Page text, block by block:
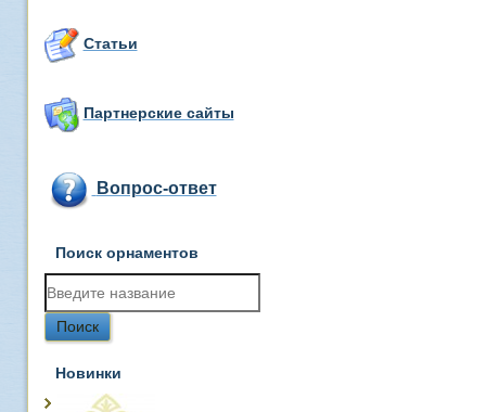
Статьи
Партнерские сайты
Вопрос-ответ
Поиск орнаментов
Новинки